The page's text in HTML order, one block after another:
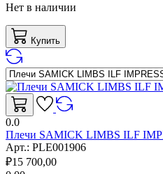
Нет в наличии
Купить
0.0
Плечи SAMICK LIMBS ILF
Арт.: PLE001906
₽15 700,00